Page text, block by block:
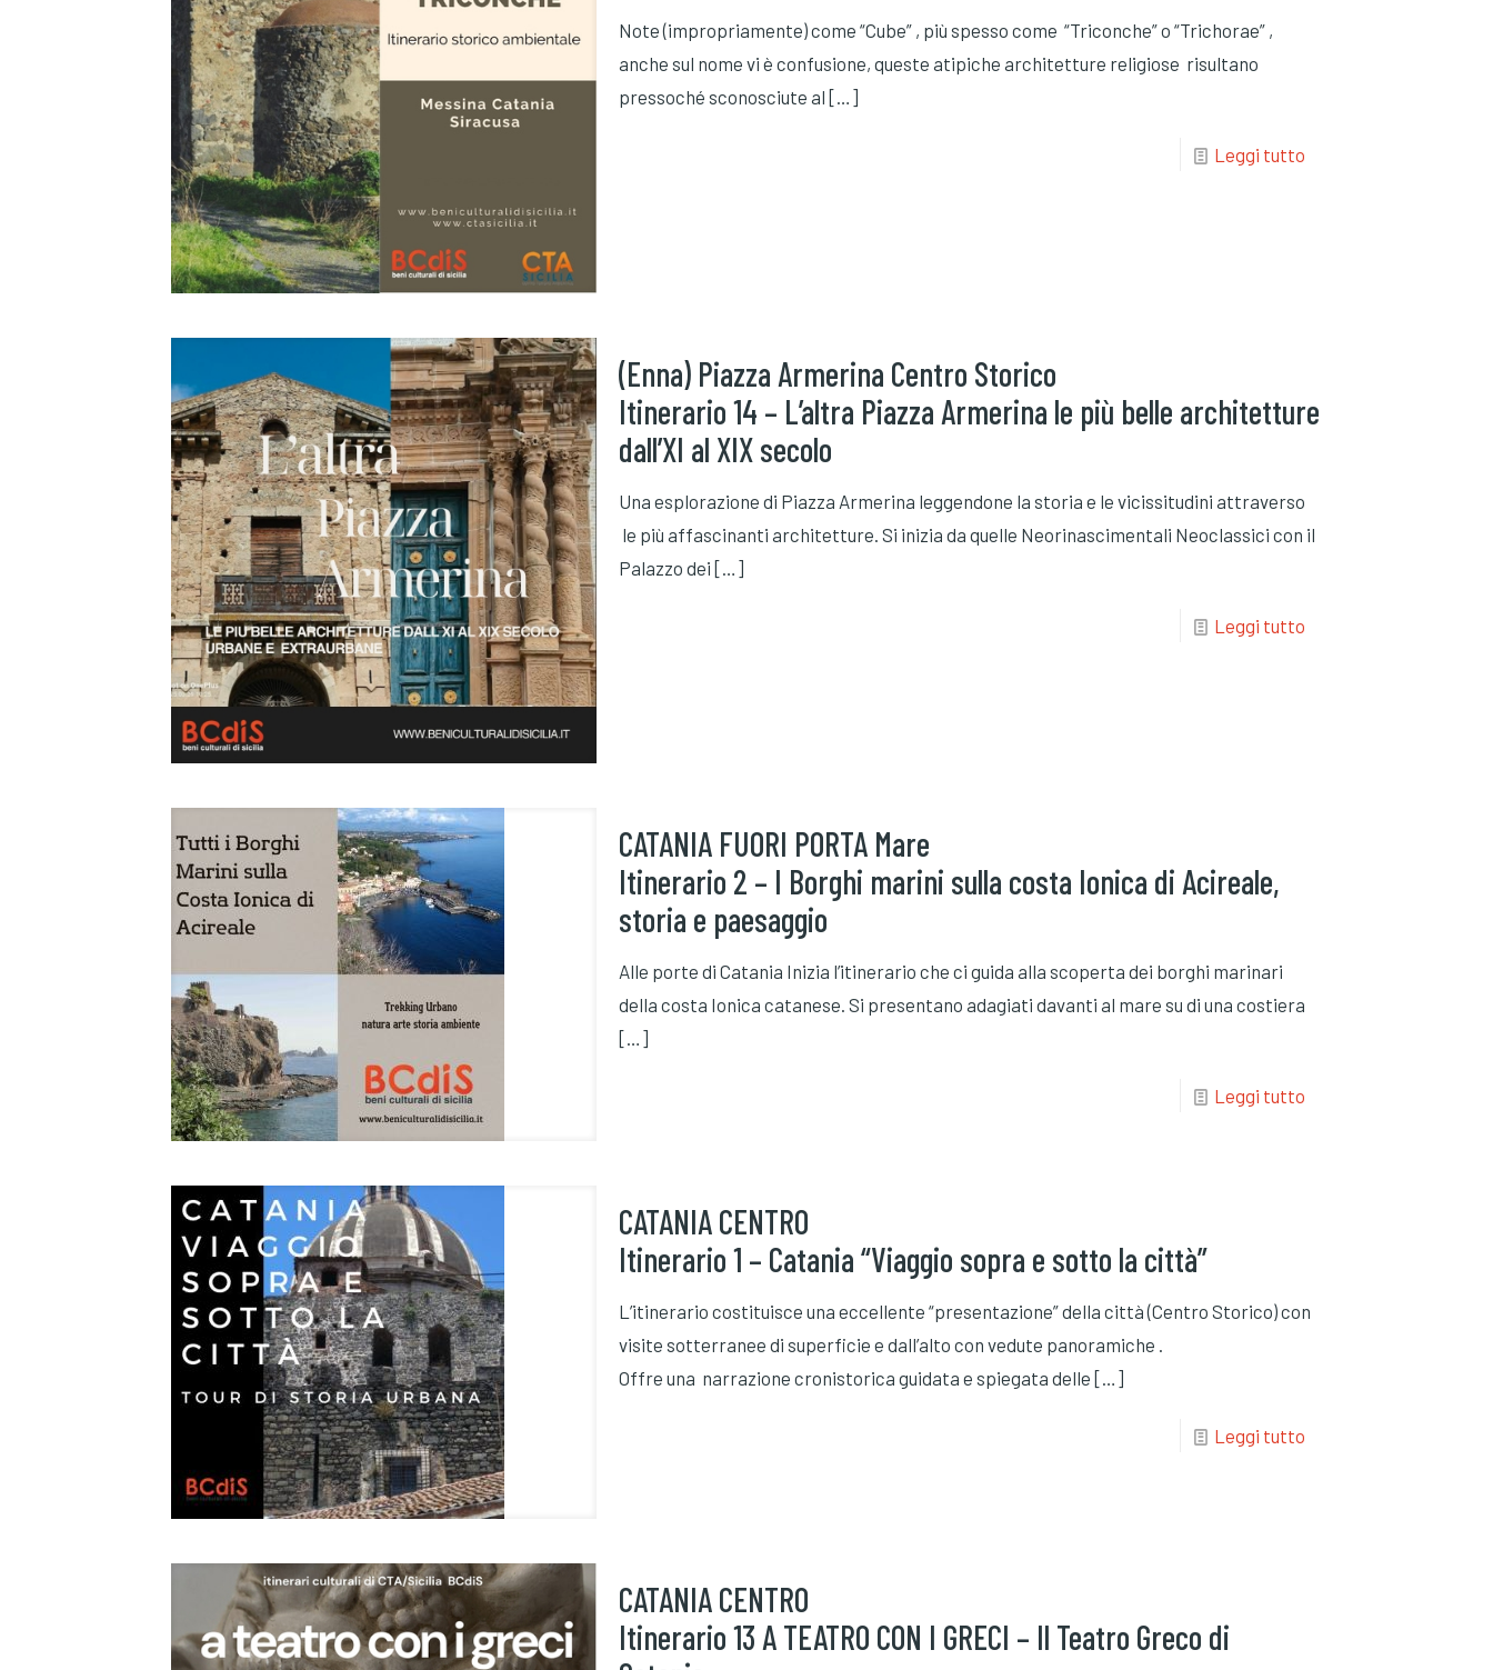
Note (impropriamente) come “Cube” , più spesso come “Triconche” o “Trichorae” ,
anche sul nome vi è confusione, queste atipiche architetture religiose risultano
pressoché sconosciute al […]
Leggi tutto
(Enna) Piazza Armerina Centro Storico
Itinerario 14 – L’altra Piazza Armerina le più belle architetture
dall’XI al XIX secolo
Una esplorazione di Piazza Armerina leggendone la storia e le vicissitudini attraverso
le più affascinanti architetture. Si inizia da quelle Neorinascimentali Neoclassici con il
Palazzo dei […]
Leggi tutto
CATANIA FUORI PORTA Mare
Itinerario 2 – I Borghi marini sulla costa Ionica di Acireale,
storia e paesaggio
Alle porte di Catania Inizia l’itinerario che ci guida alla scoperta dei borghi marinari
della costa Ionica catanese. Si presentano adagiati davanti al mare su di una costiera
[…]
Leggi tutto
CATANIA CENTRO
Itinerario 1 – Catania “Viaggio sopra e sotto la città”
L’itinerario costituisce una eccellente “presentazione” della città (Centro Storico) con
visite sotterranee di superficie e dall’alto con vedute panoramiche .
Offre una narrazione cronistorica guidata e spiegata delle […]
Leggi tutto
CATANIA CENTRO
Itinerario 13 A TEATRO CON I GRECI – Il Teatro Greco di